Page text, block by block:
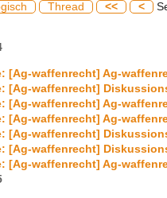
Thread << <
[Ag-waffenrecht] Ag-
[Ag-waffenrecht]
[Ag-waffenrecht] Ag-
[Ag-waffenrecht] Ag-
[Ag-waffenrecht]
[Ag-waffenrecht]
[Ag-waffenrecht] Ag-